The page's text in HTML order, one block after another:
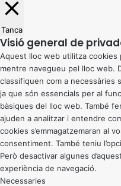
Tanca
Visió general de
Aquest lloc web utilitza cookies
mentre navegueu pel lloc web.
classifiquen com a necessàries
ja que són essencials per al
bàsiques del lloc web. També
ajuden a analitzar i entendre
cookies s’emmagatzemaran al
consentiment. També teniu
Però desactivar algunes
experiència de navegació.
Necessaries